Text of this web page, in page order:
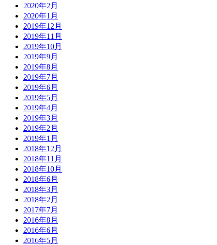
2020年2月
2020年1月
2019年12月
2019年11月
2019年10月
2019年9月
2019年8月
2019年7月
2019年6月
2019年5月
2019年4月
2019年3月
2019年2月
2019年1月
2018年12月
2018年11月
2018年10月
2018年6月
2018年3月
2018年2月
2017年7月
2016年8月
2016年6月
2016年5月